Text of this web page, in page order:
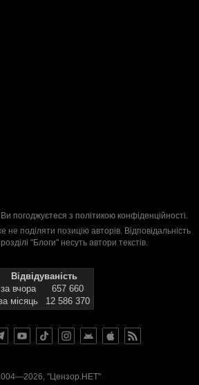
погоджуєтеся з політикою конфіденційності.
поділяти позицію авторів. Відповідальність
"Блоги" несуть автори текстів.
Відвідуваність
за вчора
657 660
місяць
12 586 370
"Цензор.НЕТ"